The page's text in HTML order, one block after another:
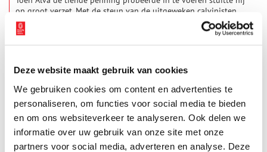
Deze website maakt gebruik van cookies
We gebruiken cookies om content en advertenties te
personaliseren, om functies voor social media te bieden
en om ons websiteverkeer te analyseren. Ook delen we
informatie over uw gebruik van onze site met onze
partners voor social media, adverteren en analyse. Deze
op groot verzet. Met de steun van de uitgeweken calvinisten
naar Duitsland verwierf Prins Willem van Oranje een leger om
Alva te verjagen. In de slag bij Heiligerlee in 1568 behaalde
zijn broer Lodewijk een overwinning op de Spanjaarden, maar
Alva. Daarop werd het plan beraamd enige steden te
veroveren. Daartoe stelde Oranje zich in verbinding met de
watergeuzen en vond ook voor korte tijd steun bij Koning
Karel van Frankrijk.